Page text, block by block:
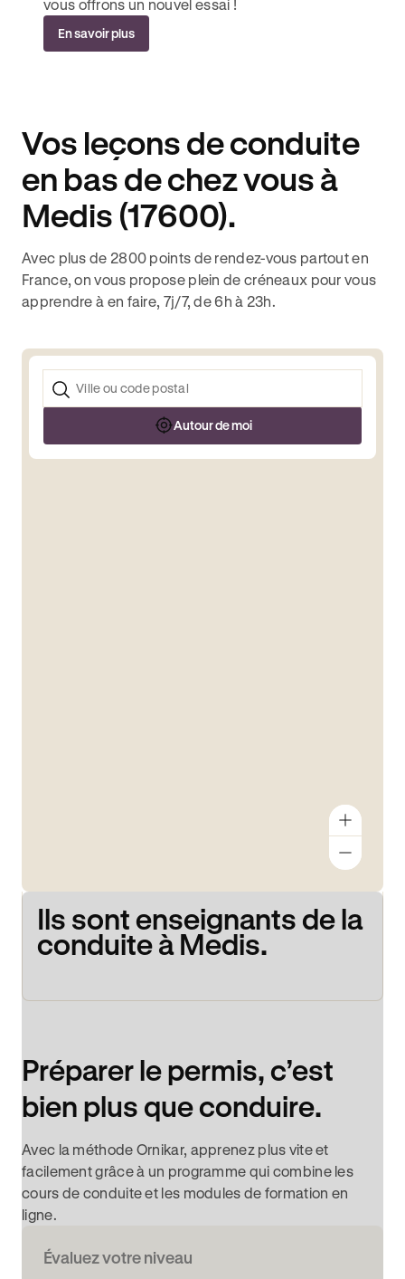
vous offrons un nouvel essai !
En savoir plus
Vos leçons de conduite
en bas de chez vous à
Medis (17600).
Avec plus de 2800 points de rendez-vous partout en
France, on vous propose plein de créneaux pour vous
apprendre à en faire, 7j/7, de 6h à 23h.
Autour de moi
Ils sont enseignants de la
conduite à Medis.
Préparer le permis, c’est
bien plus que conduire.
Avec la méthode Ornikar, apprenez plus vite et
facilement grâce à un programme qui combine les
cours de conduite et les modules de formation en
ligne.
Évaluez votre niveau